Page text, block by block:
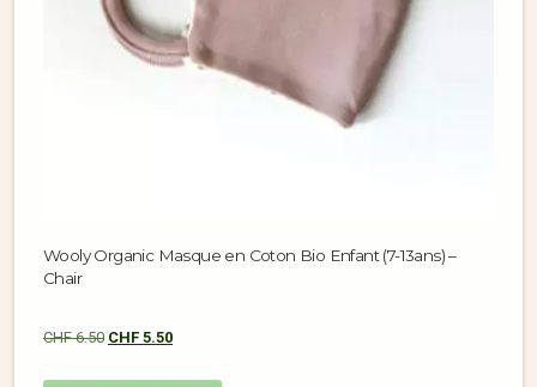
Wooly Organic Masque en Coton Bio Enfant (7-13ans) –
Chair
CHF6.50 CHF 5.50